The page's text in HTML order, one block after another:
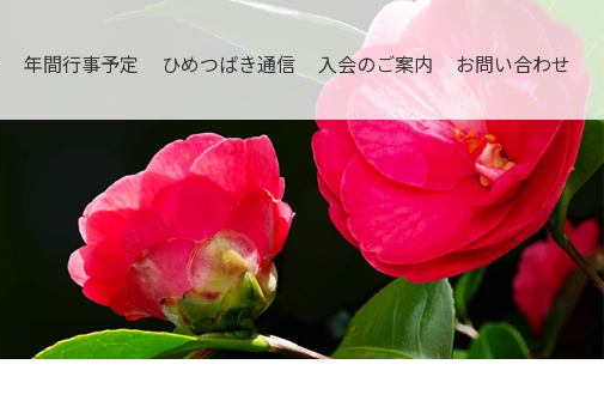
年間行事予定 ひめつばき通信 入会のご案内 お問い合わせ